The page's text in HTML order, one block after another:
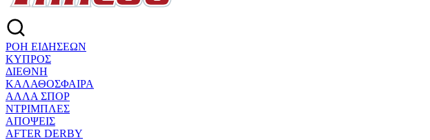
ΡΟΗ ΕΙΔΗΣΕΩΝ
ΚΥΠΡΟΣ
ΔΙΕΘΝΗ
ΚΑΛΑΘΟΣΦΑΙΡΑ
ΑΛΛΑ ΣΠΟΡ
ΝΤΡΙΜΠΛΕΣ
ΑΠΟΨΕΙΣ
AFTER DERBY